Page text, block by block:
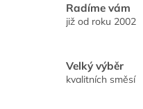
Radíme vám
již od roku 2002
Velký výběr
kvalitních směsí